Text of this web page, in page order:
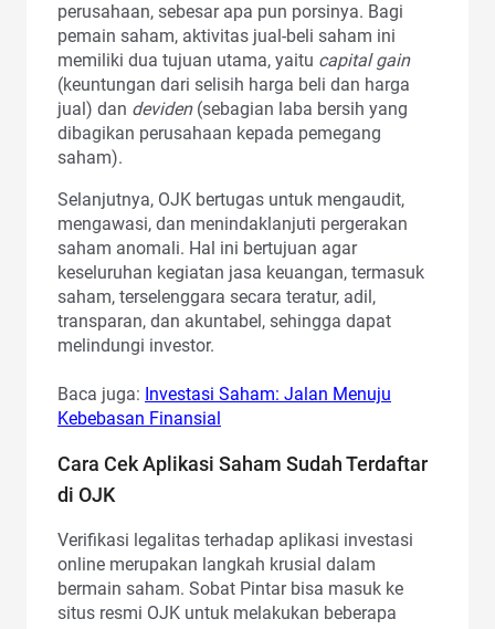
perusahaan, sebesar apa pun porsinya. Bagi
pemain saham, aktivitas jual-beli saham ini
memiliki dua tujuan utama, yaitu capital gain
(keuntungan dari selisih harga beli dan harga
jual) dan deviden(sebagian laba bersih yang
dibagikan perusahaan kepada pemegang
saham).
Selanjutnya, OJK bertugas untuk mengaudit,
mengawasi, dan menindaklanjuti pergerakan
saham anomali. Hal ini bertujuan agar
keseluruhan kegiatan jasa keuangan, termasuk
saham, terselenggara secara teratur, adil,
transparan, dan akuntabel, sehingga dapat
melindungi investor.
Baca juga: Investasi Saham: Jalan Menuju
Kebebasan Finansial
Cara Cek Aplikasi Saham Sudah Terdaftar
di OJK
Verifikasi legalitas terhadap aplikasi investasi
online merupakan langkah krusial dalam
bermain saham. Sobat Pintar bisa masuk ke
situs resmi OJK untuk melakukan beberapa